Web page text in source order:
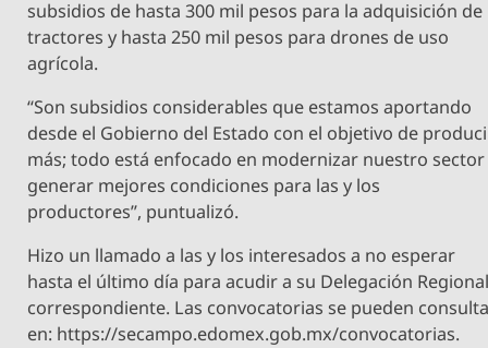
subsidios de hasta 300 mil pesos para la adquisición de
tractores y hasta 250 mil pesos para drones de uso
agrícola.
“Son subsidios considerables que estamos aportando
desde el Gobierno del Estado con el objetivo de
más; todo está enfocado en modernizar nuestro sector
generar mejores condiciones para las y los
productores”, puntualizó.
Hizo un llamado a las y los interesados a no esperar
hasta el último día para acudir a su Delegación
correspondiente. Las convocatorias se pueden
en: https://secampo.edomex.gob.mx/convocatorias.